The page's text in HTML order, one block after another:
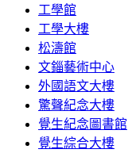
工學館
工學大樓
松濤館
文錙藝術中心
外國語文大樓
驚聲紀念大樓
覺生紀念圖書館
覺生綜合大樓